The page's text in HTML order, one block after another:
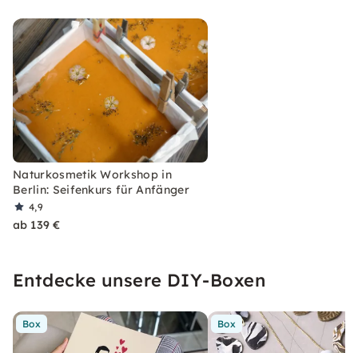
Naturkosmetik Workshop in
Berlin: Seifenkurs für Anfänger
4,9
ab 139 €
Entdecke unsere DIY-Boxen
Box Box